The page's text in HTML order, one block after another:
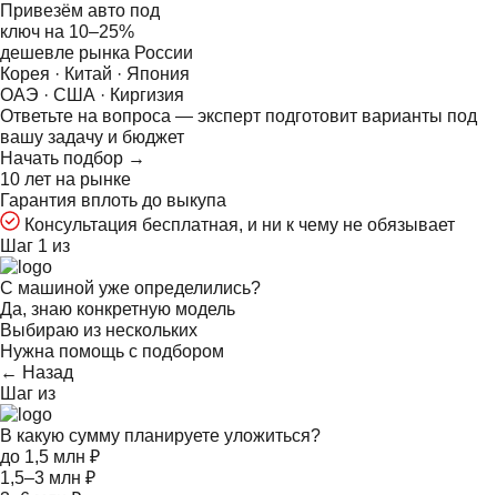
Привезём авто под
ключ на 10–25%
дешевле рынка России
Корея · Китай · Япония
ОАЭ · США · Киргизия
Ответьте на вопроса — эксперт подготовит варианты под
вашу задачу и бюджет
Начать подбор →
10 лет на рынке
Гарантия вплоть до выкупа
Консультация бесплатная, и ни к чему не обязывает
Шаг 1 из
С машиной уже определились?
Да, знаю конкретную модель
Выбираю из нескольких
Нужна помощь с подбором
← Назад
Шаг из
В какую сумму планируете уложиться?
до 1,5 млн ₽
1,5–3 млн ₽